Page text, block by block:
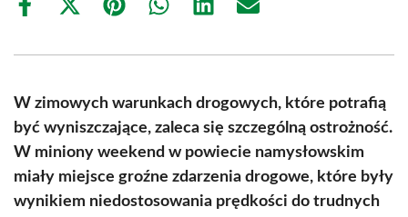
Share
Share
(Twitter)
Share Share Share Share
W zimowych warunkach drogowych, które potrafią
być wyniszczające, zaleca się szczególną ostrożność.
W miniony weekend w powiecie namysłowskim
miały miejsce groźne zdarzenia drogowe, które były
wynikiem niedostosowania prędkości do trudnych